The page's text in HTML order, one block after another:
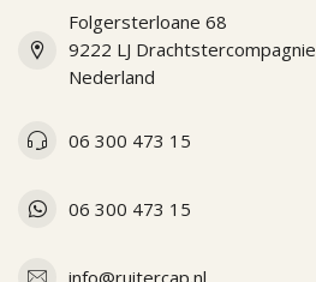
Folgersterloane 68
9222 LJ Drachtstercompagnie
Nederland
06 300 473 15
06 300 473 15
info@ruitercap.nl